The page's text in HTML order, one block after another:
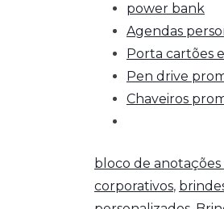
power bank
Agendas
Porta cartões
Pen drive
Chaveiros
bloco de
corporativos,